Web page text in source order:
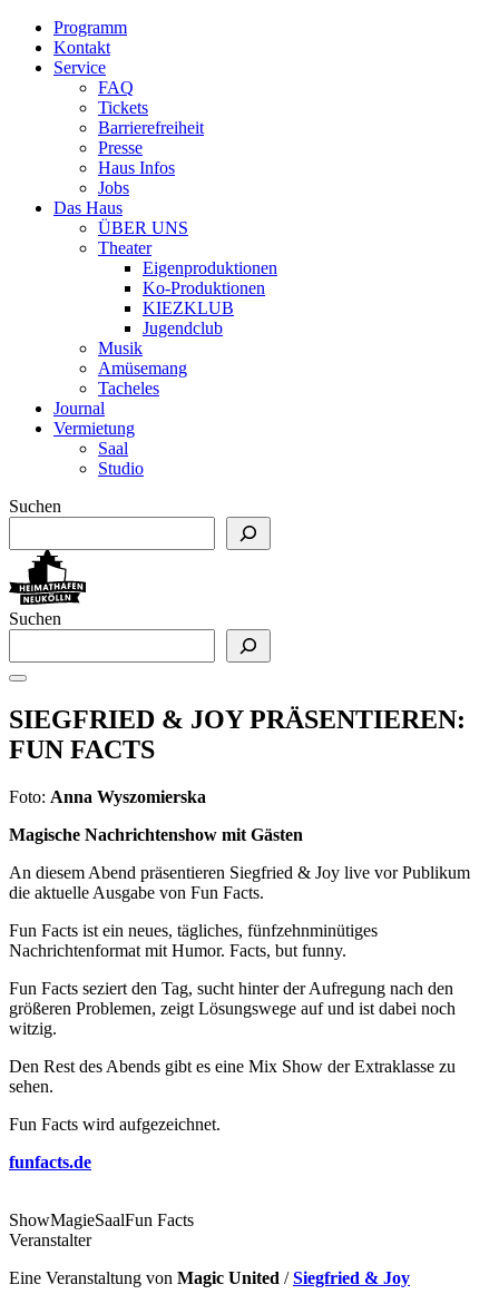
Programm
Kontakt
Service
FAQ
Tickets
Barrierefreiheit
Presse
Haus Infos
Jobs
Das Haus
ÜBER UNS
Theater
Eigenproduktionen
Ko-Produktionen
KIEZKLUB
Jugendclub
Musik
Amüsemang
Tacheles
Journal
Vermietung
Saal
Studio
Suchen
Suchen
SIEGFRIED & JOY PRÄSENTIEREN:
FUN FACTS
Foto: Anna Wyszomierska
Magische Nachrichtenshow mit Gästen
An diesem Abend präsentieren Siegfried & Joy live vor Publikum
die aktuelle Ausgabe von Fun Facts.
Fun Facts ist ein neues, tägliches, fünfzehnminütiges
Nachrichtenformat mit Humor. Facts, but funny.
Fun Facts seziert den Tag, sucht hinter der Aufregung nach den
größeren Problemen, zeigt Lösungswege auf und ist dabei noch
witzig.
Den Rest des Abends gibt es eine Mix Show der Extraklasse zu
sehen.
Fun Facts wird aufgezeichnet.
funfacts.de
ShowMagieSaalFun Facts
Veranstalter
Eine Veranstaltung von Magic United /Siegfried & Joy